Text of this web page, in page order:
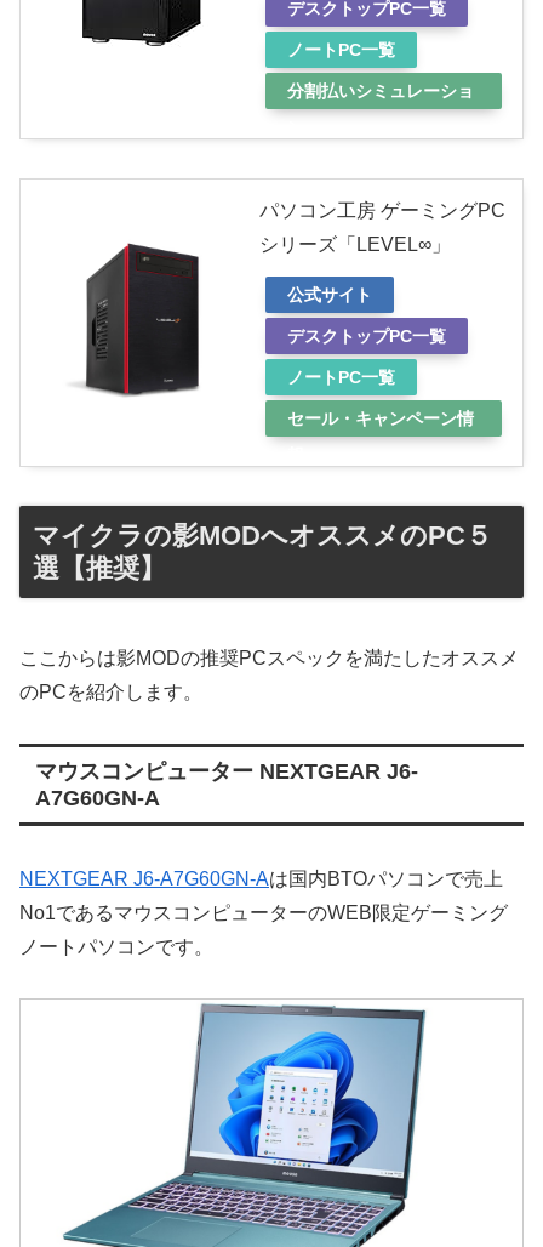
デスクトップPC一覧
ノートPC一覧
分割払いシミュレーショ
パソコン工房 ゲーミングPC
シリーズ「LEVEL∞」
公式サイト
デスクトップPC一覧
ノートPC一覧
セール・キャンペーン情
マイクラの影MODへオススメのPC５
選【推奨】
ここからは影MODの推奨PCスペックを満たしたオススメ
のPCを紹介します。
マウスコンピューター NEXTGEAR J6-
A7G60GN-A
NEXTGEAR J6-A7G60GN-Aは国内BTOパソコンで売上
No1であるマウスコンピューターのWEB限定ゲーミング
ノートパソコンです。